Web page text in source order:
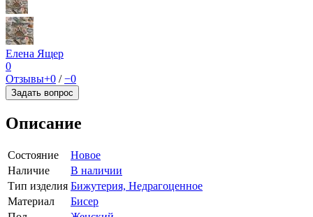
Елена Ящер
0
Отзывы+0 /−0
Задать вопрос
Описание
Состояние
Новое
Наличие
В наличии
Тип изделия Бижутерия, Недрагоценное
Материал
Бисер